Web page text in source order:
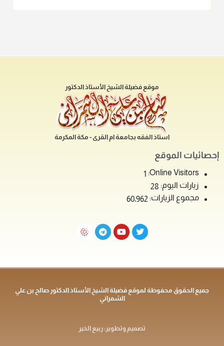
موقع فضيلة الشيخ الأستاذ الدكتور
استاذ الفقه بجامعة ام القرى - مكة المكرمة
إحصائيات الموقع
Online Visitors:
1
زيارات اليوم: 28
مجموع الزيارات: 60٬962
جميع الحقوق محفوظة لموقع فضيلة الشيخ الأستاذ الدكتور صالح بن علي
الشمراني
تصميم وتطوير: ربيع الخير